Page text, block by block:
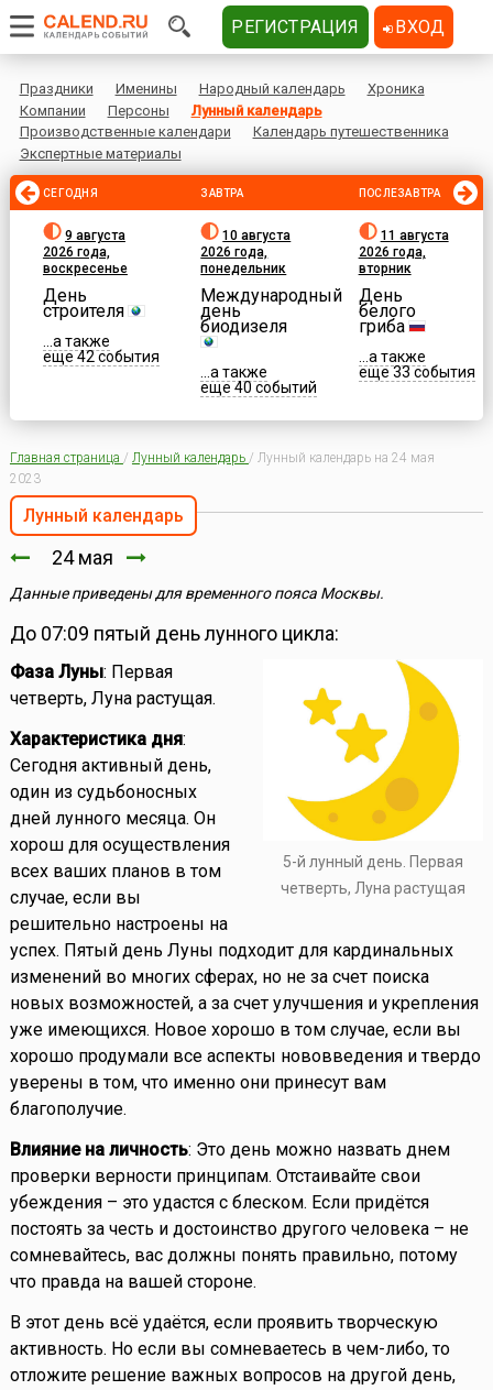
Праздники Именины Народный календарь
Хроника
Компании
Персоны
Лунный календарь
Производственные календари
Календарь путешественника
Экспертные материалы
СЕГОДНЯ
9 августа
2026 года,
воскресенье
День
строителя
...а также
еще 42 события
ЗАВТРА
10 августа
2026 года,
понедельник
Международный
день
биодизеля
...а также
еще 40 событий
ПОСЛЕЗАВТРА
11 августа
2026 года,
вторник
День
белого
гриба
...а также
еще 33 события
Главная страница / Лунный календарь / Лунный календарь на 24 мая
2023
Лунный календарь
24 мая
Данные приведены для временного пояса Москвы.
До 07:09 пятый день лунного цикла:
5-й лунный день. Первая
четверть, Луна растущая
Фаза Луны: Первая
четверть, Луна растущая.
Характеристика дня:
Сегодня активный день,
один из судьбоносных
дней лунного месяца. Он
хорош для осуществления
всех ваших планов в том
случае, если вы
решительно настроены на
успех. Пятый день Луны подходит для кардинальных
изменений во многих сферах, но не за счет поиска
новых возможностей, а за счет улучшения и укрепления
уже имеющихся. Новое хорошо в том случае, если вы
хорошо продумали все аспекты нововведения и твердо
уверены в том, что именно они принесут вам
благополучие.
Влияние на личность: Это день можно назвать днем
проверки верности принципам. Отстаивайте свои
убеждения – это удастся с блеском. Если придётся
постоять за честь и достоинство другого человека – не
сомневайтесь, вас должны понять правильно, потому
что правда на вашей стороне.
В этот день всё удаётся, если проявить творческую
активность. Но если вы сомневаетесь в чем-либо, то
отложите решение важных вопросов на другой день,
РЕГИСТРАЦИЯ ВХОД